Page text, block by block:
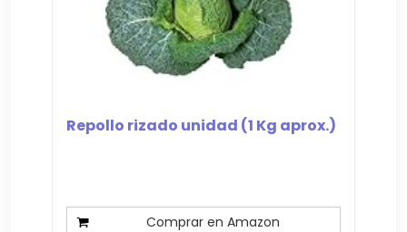
Repollo rizado unidad (1 Kg aprox.)
Comprar en Amazon